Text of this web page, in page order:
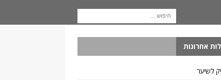
אחרונות
לשיער